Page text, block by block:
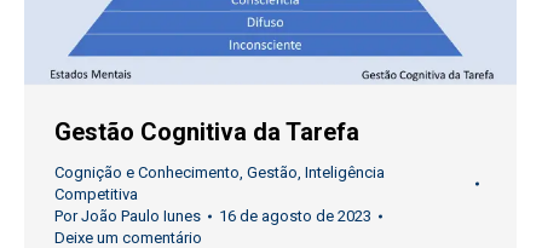
Gestão Cognitiva da Tarefa
Cognição e Conhecimento Gestão Inteligência
Competitiva
PorJoão Paulo Iunes
16 de agosto de 2023
Deixe um comentário